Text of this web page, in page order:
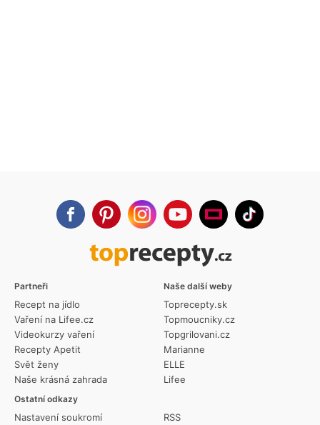
Partneři
Recept na jídlo
Vaření na Lifee.cz
Videokurzy vaření
Recepty Apetit
Svět ženy
Naše krásná zahrada
Ostatní odkazy
Nastavení soukromí
RSS
Naše další weby
Toprecepty.sk
Topmoucniky.cz
Topgrilovani.cz
Marianne
ELLE
Lifee